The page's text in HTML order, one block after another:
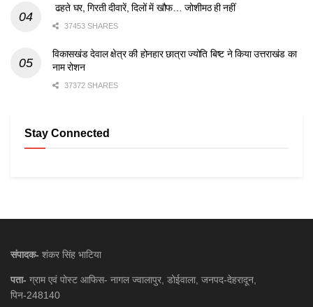
ढहते घर, गिरती दीवारें, दिलों में खौफ… जोशीमठ ही नहीं
37453 SHARES
विकासखंड देवाल क्षेत्र की होनहार छात्रा ज्योति बिष्ट ने किया उत्तराखंड का
नाम रोशन
37372 SHARES
Stay Connected
संपादक- शंकर सिंह भाटिया
पता- ग्राम एवं पोस्ट आफिस- नागल ज्वालापुर, डोईवाला, जनपद-देहरादून,
पिन-248140